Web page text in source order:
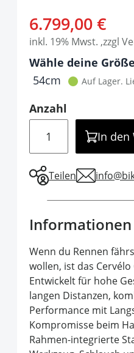
6.799,00 €
inkl. 19% Mwst. ,zzgl
Optionen
Wähle deine Größe
It is required to
54cm Auf Lager.
Anzahl
In den
Teilen
Informationen
Wenn du Rennen
wollen, ist das
Entwickelt für hohe
langen Distanzen,
Performance mit
Kompromisse beim
Rahmen-integrierte